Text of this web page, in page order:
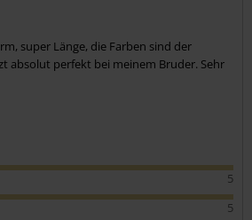
super Länge, die Farben sind der
absolut perfekt bei meinem Bruder. Sehr
5
5